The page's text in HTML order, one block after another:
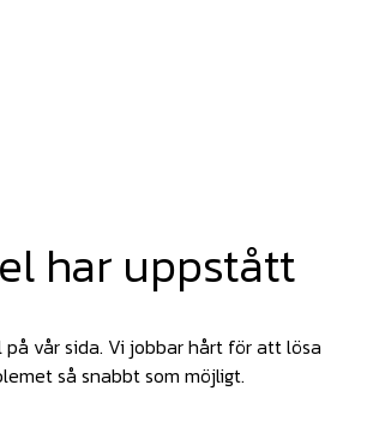
har uppstått
på vår sida. Vi jobbar hårt för att lösa
så snabbt som möjligt.